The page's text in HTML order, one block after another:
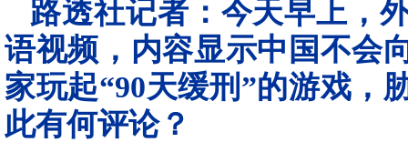
路透社记者：今天早上，
语视频，内容显示中国不会
家玩起“90天缓刑”的游戏，
此有何评论？